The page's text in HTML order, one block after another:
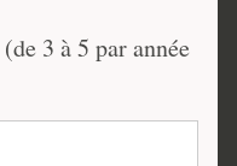
3 à 5 par année